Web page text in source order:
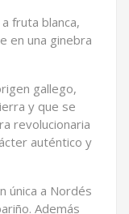
fruta blanca,
en una ginebra
gallego,
y que se
revolucionaria
auténtico y
única a Nordés
Además